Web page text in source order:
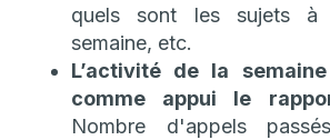
quels sont les sujets à
semaine, etc.
L’activité de la
comme appui le
Nombre d'appels